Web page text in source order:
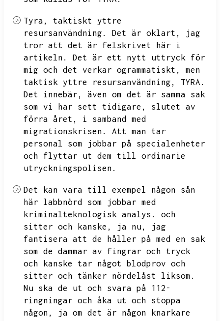
Tyra,
taktiskt yttre
resursanvändning.
Det är oklart,
jag
tror att det är felskrivet här i
artikeln.
Det är ett nytt uttryck för
mig och det verkar ogrammatiskt,
men
taktisk yttre resursanvändning,
TYRA.
Det innebär,
även om det är samma sak
som vi har sett tidigare,
slutet av
förra året,
i samband med
migrationskrisen.
Att man tar
personal som jobbar på specialenheter
och flyttar ut dem till ordinarie
utryckningspolisen.
Det kan vara till exempel någon sån
här labbnörd som jobbar med
kriminalteknologisk analys.
och
sitter och kanske,
ja nu,
jag
fantisera att de håller på med en sak
som de dammar av fingrar och tryck
och kanske tar något blodprov och
sitter och tänker nördelåst liksom.
Nu ska de ut och svara på 112-
ringningar och åka ut och stoppa
någon,
ja om det är någon knarkare